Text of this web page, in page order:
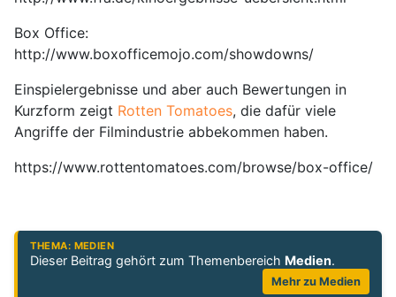
Box Office:
http://www.boxofficemojo.com/showdowns/
Einspielergebnisse und aber auch Bewertungen in
Kurzform zeigt Rotten Tomatoes, die dafür viele
Angriffe der Filmindustrie abbekommen haben.
https://www.rottentomatoes.com/browse/box-office/
THEMA: MEDIEN
Dieser Beitrag gehört zum Themenbereich Medien.
Mehr zu Medien